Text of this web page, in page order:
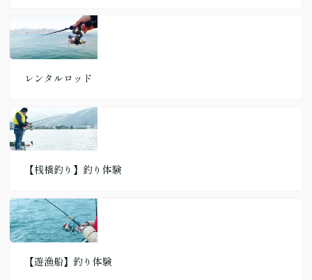
レンタルロッド
【桟橋釣り】釣り体験
【遊漁船】釣り体験